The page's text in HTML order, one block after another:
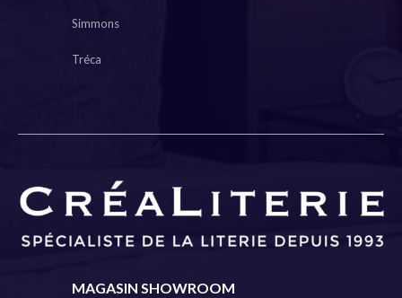
Simmons
Tréca
MAGASIN SHOWROOM